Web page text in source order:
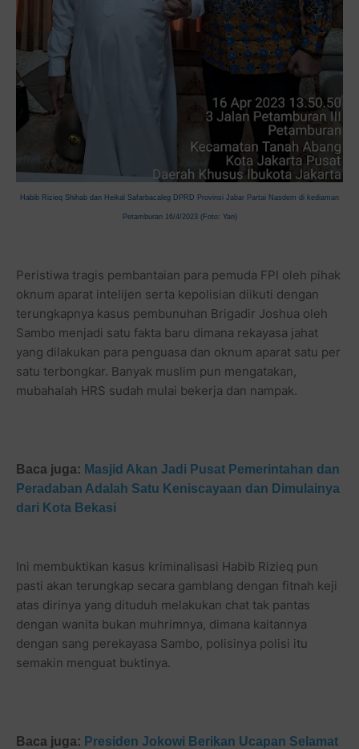
Habib Rizieq Shihab dan Heikal Safarbacaleg DPRD Provinsi Jabar Partai Nasdem di kediaman
Petamburan 16/4/2023 (Foto: Yan)
Peristiwa tragis pembantaian para pemuda FPI oleh pihak
oknum aparat intelijen serta kepolisian diikuti dengan
terungkapnya kasus pembunuhan Brigadir Joshua oleh
Sambo menjadi satu fakta baru dimana rekayasa jahat
yang dilakukan para penguasa dan oknum aparat satu per
satu terbongkar. Banyak muslim pun mengatakan,
mubahalah HRS sudah mulai bekerja dan nampak.
Baca juga: Masjid Akan Jadi Pusat Pemerintahan dan
Peradaban Adalah Satu Keniscayaan dan Dimulainya
dari Kota Bekasi
Ini membuktikan kasus kriminalisasi Habib Rizieq pun
pasti akan terungkap secara gamblang dengan fitnah keji
atas dirinya yang dituduh melakukan chat tak pantas
dengan wanita bukan muhrimnya, dimana kaitannya
dengan sang perekayasa Sambo, polisinya polisi itu
semakin menguat buktinya.
Baca juga: Presiden Jokowi Berikan Ucapan Selamat